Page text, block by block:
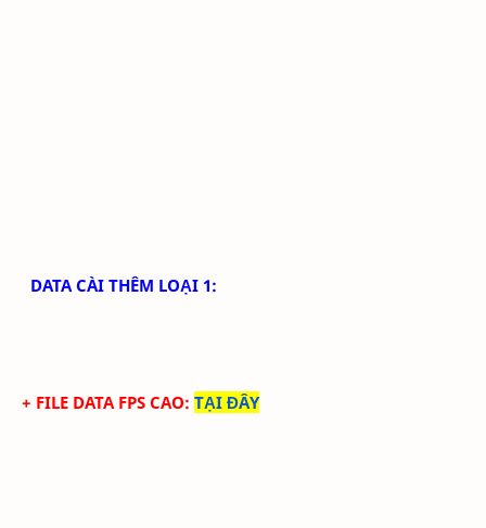
DATA CÀI THÊM LOẠI 1:
+ FILE DATA FPS CAO: TẠI ĐÂY